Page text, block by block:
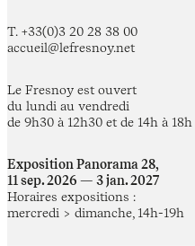
T. +33(0)3 20 28 38 00
accueil@lefresnoy.net
Le Fresnoy est ouvert
du lundi au vendredi
de 9h30 à 12h30 et de 14h à 18h
Exposition Panorama 28,
11 sep. 2026 — 3 jan. 2027
Horaires expositions :
mercredi > dimanche, 14h-19h